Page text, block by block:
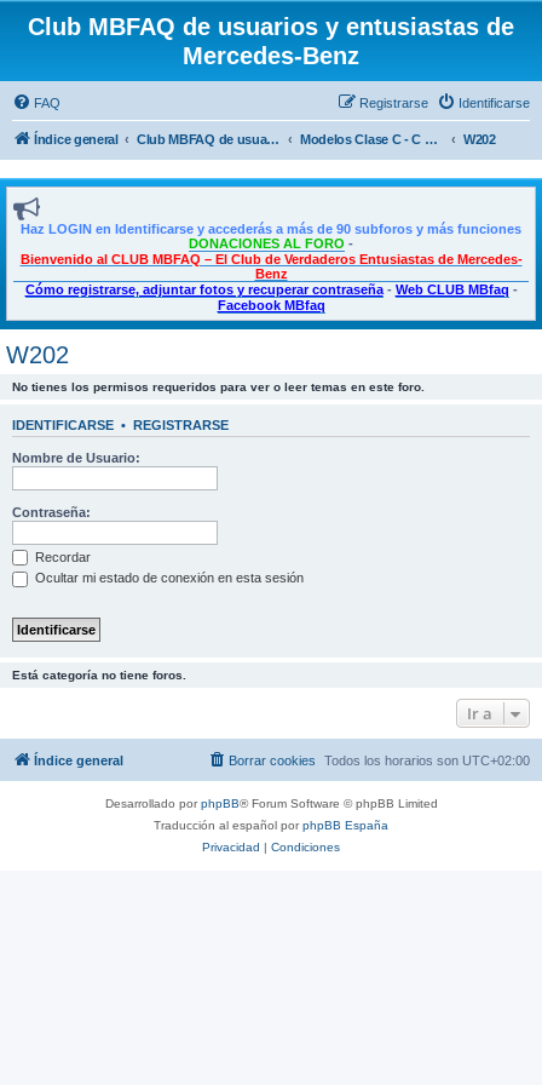
Club MBFAQ de usuarios y entusiastas de
Mercedes-Benz
FAQ Identificarse
Registrarse
Índice general Club MBFAQ de usuarios y entusiastas de Mercedes Benz Modelos Clase C - C Coupé - CLE W202
Haz LOGIN en Identificarse y accederás a más de 90 subforos y más funciones
DONACIONES AL FORO -
Bienvenido al CLUB MBFAQ – El Club de Verdaderos Entusiastas de Mercedes-
Benz
Cómo registrarse, adjuntar fotos y recuperar contraseña- Web CLUB MBfaq -
Facebook MBfaq
W202
No tienes los permisos requeridos para ver o leer temas en este foro.
IDENTIFICARSE • REGISTRARSE
Nombre de Usuario:
Contraseña:
Recordar
Ocultar mi estado de conexión en esta sesión
Está categoría no tiene foros.
Ir a
Índice general Todos los horarios son UTC+02:00
Borrar cookies
Desarrollado porphpBB® Forum Software © phpBB Limited
Traducción al español porphpBB España
Privacidad | Condiciones